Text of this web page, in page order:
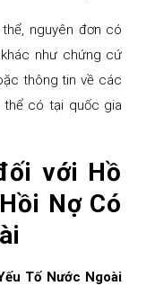
nguyên đơn có
như chứng cứ
thông tin về các
thể có tại quốc gia
với Hồ
Nợ Có
Tố Nước Ngoài